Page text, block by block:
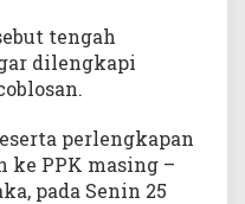
tengah
dilengkapi
perlengkapan
PPK masing –
pada Senin 25